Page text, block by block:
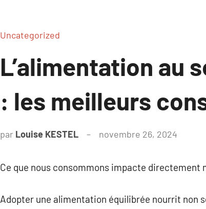
Uncategorized
L’alimentation au
: les meilleurs
par Louise KESTEL novembre 26, 2024
Ce que nous consommons impacte directement
Adopter une alimentation équilibrée nourrit non